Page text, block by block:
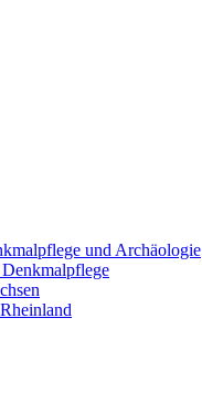
und Archäologie
Denkmalpflege